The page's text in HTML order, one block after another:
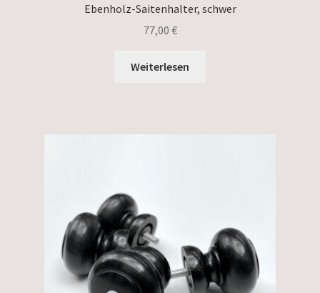
Ebenholz-Saitenhalter, schwer
77,00 €
Weiterlesen